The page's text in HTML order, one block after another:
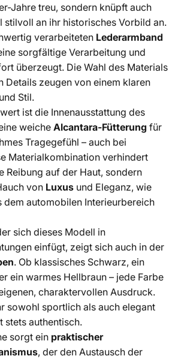
Jahre treu, sondern knüpft auch
stilvoll an ihr historisches Vorbild an.
verarbeiteten Lederarmband
sorgfältige Verarbeitung und
überzeugt. Die Wahl des Materials
Details zeugen von einem klaren
und Stil.
ist die Innenausstattung des
weicheAlcantara-Fütterung für
Tragegefühl – auch bei
Materialkombination verhindert
Reibung auf der Haut, sondern
von Luxus und Eleganz, wie
dem automobilen Interieurbereich
sich dieses Modell in
einfügt, zeigt sich auch in der
. Ob klassisches Schwarz, ein
ein warmes Hellbraun – jede Farbe
charaktervollen Ausdruck.
sowohl sportlich als auch elegant
stets authentisch.
sorgt ein praktischer
, der den Austausch der